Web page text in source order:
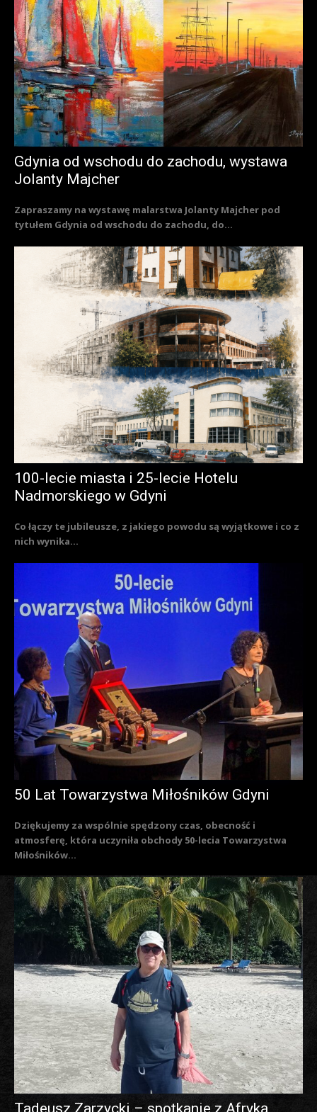
Gdynia od wschodu do zachodu, wystawa
Jolanty Majcher
Zapraszamy na wystawę malarstwa Jolanty Majcher pod
tytułem Gdynia od wschodu do zachodu, do...
100-lecie miasta i 25-lecie Hotelu
Nadmorskiego w Gdyni
Co łączy te jubileusze, z jakiego powodu są wyjątkowe i co z
nich wynika...
50 Lat Towarzystwa Miłośników Gdyni
Dziękujemy za wspólnie spędzony czas, obecność i
atmosferę, która uczyniła obchody 50-lecia Towarzystwa
Miłośników...
Tadeusz Zarzycki – spotkanie z Afryką